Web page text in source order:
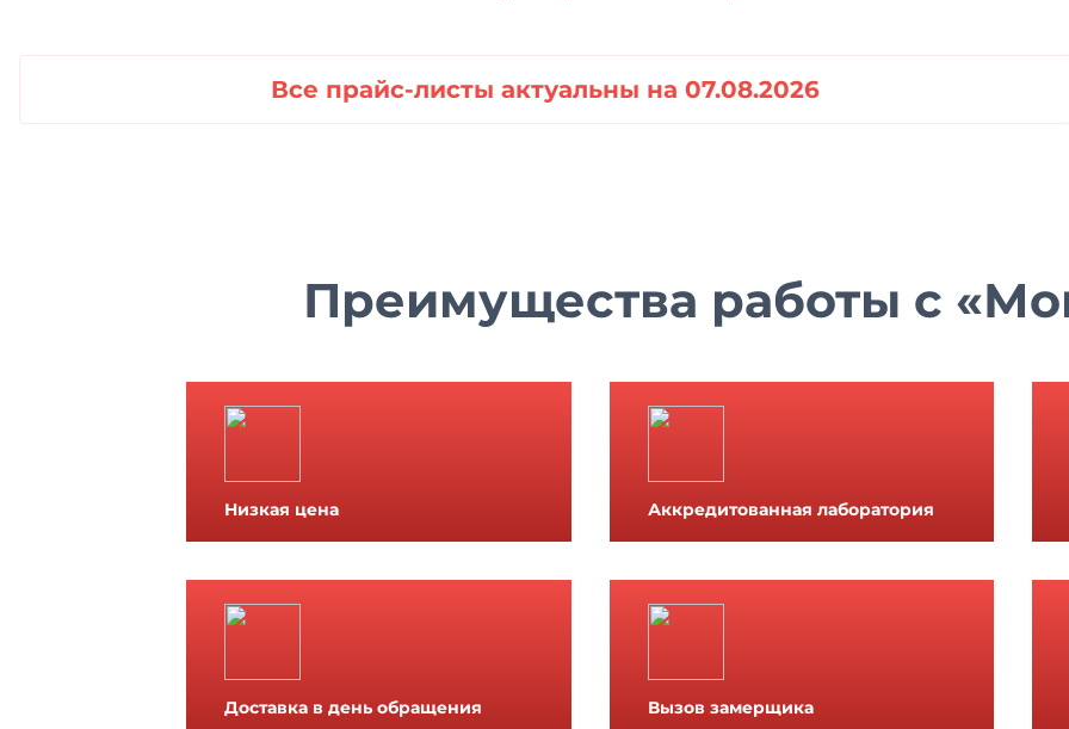
Керамзитобетон
Все прайс-листы актуальны на 07.08.2026
Преимущества работы с
Низкая цена Аккредитованная лаборатория
Доставка в день обращения Вызов замерщика